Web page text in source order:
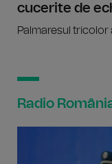
cucerite de
Palmaresul tricolor
Radio